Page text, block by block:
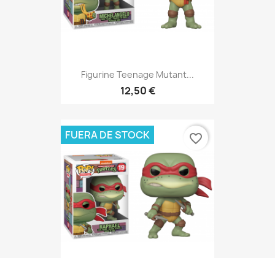
Figurine Teenage Mutant...
12,50 €
FUERA DE STOCK favorite_border